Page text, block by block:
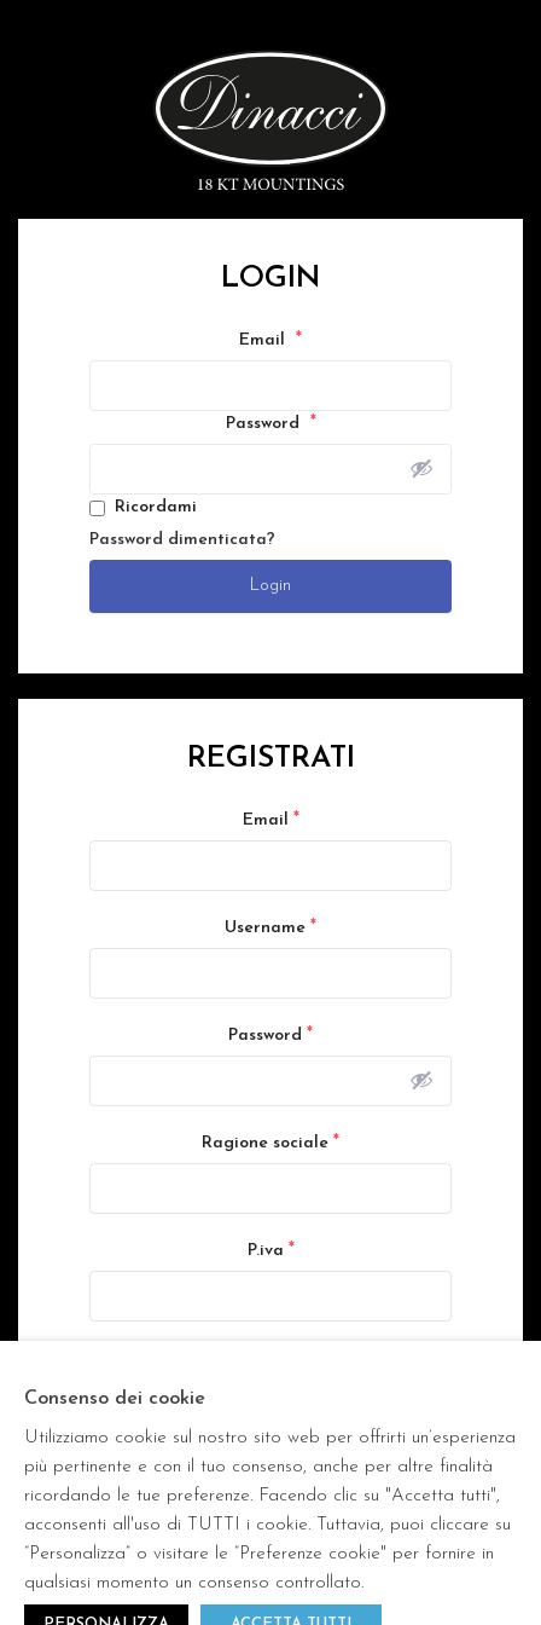
LOGIN
Email *
Password *
Ricordami
Password dimenticata?
Login
REGISTRATI
Email *
Username *
Password *
Ragione sociale *
P.iva *
Letta laPrivacy Policy
Dinacci srl a trattare i miei dati personali.
Consenso dei cookie
Utilizziamo cookie sul nostro sito web per offrirti un’esperienza
più pertinente e con il tuo consenso, anche per altre finalità
ricordando le tue preferenze. Facendo clic su "Accetta tutti",
acconsenti all'uso di TUTTI i cookie. Tuttavia, puoi cliccare su
“Personalizza” o visitare le “Preferenze cookie" per fornire in
qualsiasi momento un consenso controllato.